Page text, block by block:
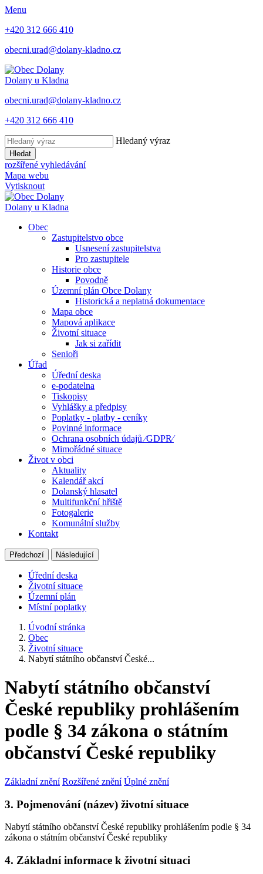
Menu
+420 312 666 410
obecni.urad@dolany-kladno.cz
Dolany u Kladna
obecni.urad@dolany-kladno.cz
+420 312 666 410
Hledaný výraz
Hledat
rozšířené vyhledávání
Mapa webu
Vytisknout
Dolany u Kladna
Obec
Zastupitelstvo obce
Usnesení zastupitelstva
Pro zastupitele
Historie obce
Povodně
Územní plán Obce Dolany
Historická a neplatná dokumentace
Mapa obce
Mapová aplikace
Životní situace
Jak si zařídit
Senioři
Úřad
Úřední deska
e-podatelna
Tiskopisy
Vyhlášky a předpisy
Poplatky - platby - ceníky
Povinné informace
Ochrana osobních údajů ⁄GDPR⁄
Mimořádné situace
Život v obci
Aktuality
Kalendář akcí
Dolanský hlasatel
Multifunkční hřiště
Fotogalerie
Komunální služby
Kontakt
Předchozí Následující
Úřední deska
Životní situace
Územní plán
Místní poplatky
Úvodní stránka
Obec
Životní situace
Nabytí státního občanství České...
Nabytí státního občanství
České republiky prohlášením
podle § 34 zákona o státním
občanství České republiky
Základní znění Rozšířené znění Úplné znění
3. Pojmenování (název) životní situace
Nabytí státního občanství České republiky prohlášením podle § 34
zákona o státním občanství České republiky
4. Základní informace k životní situaci